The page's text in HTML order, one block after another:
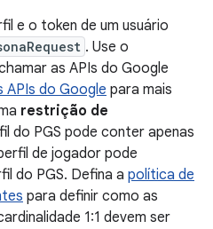
e o token de um usuário
. Use o
as APIs do Google
APIs do Google para mais
restrição de
do PGS pode conter apenas
de jogador pode
do PGS. Defina a política de
para definir como as
1:1 devem ser